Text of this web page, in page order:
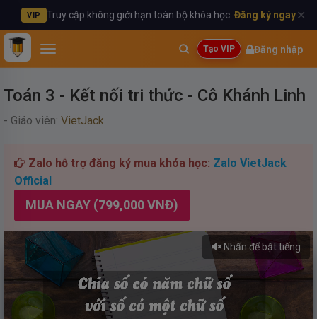
VIP Truy cập không giới hạn toàn bộ khóa học. Đăng ký ngay✕
Tạo VIP Đăng nhập
Toán 3 - Kết nối tri thức - Cô Khánh Linh
- Giáo viên: VietJack
Zalo hỗ trợ đăng ký mua khóa học: Zalo VietJack
Official
MUA NGAY (799,000 VNĐ)
Nhấn để bật tiếng